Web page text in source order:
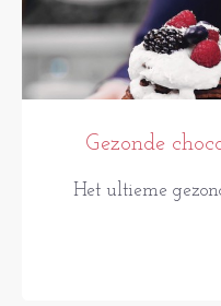
Gezonde
Het ultieme